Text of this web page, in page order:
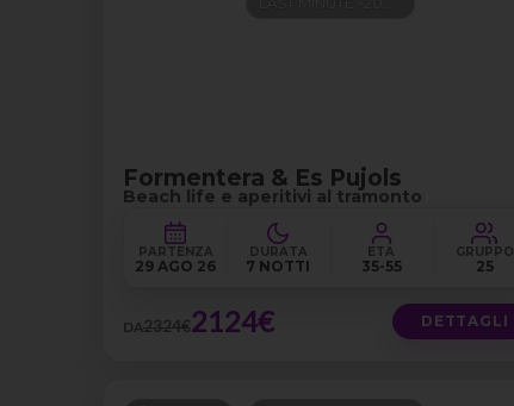
Formentera & Es Pujols
Beach life e aperitivi al tramonto
PARTENZA
29 AGO 26
DURATA
7 NOTTI
ETÀ
35-55
GRUPPO
25
DA2324€2124€ DETTAGLI